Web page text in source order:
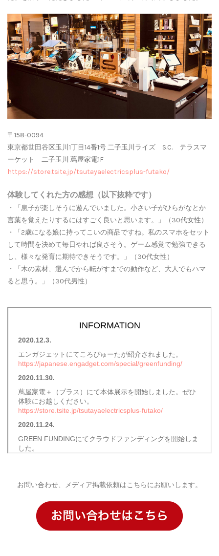
〒158-0094
東京都世田谷区玉川1丁目14番1号 二子玉川ライズ S.C. テラスマ
ーケット 二子玉川 蔦屋家電1F
https://store.tsite.jp/tsutayaelectricsplus-futako/
体験してくれた方の感想（以下抜粋です）
・「息子が楽しそうに遊んでいました。小さい子がひらがなとか
言葉を覚えたりするにはすごく良いと思います。」（30代女性）
・「2歳になる娘に持ってこいの商品ですね。私のスマホをセット
して時間を決めて毎日やれば良さそう。ゲーム感覚で勉強できる
し、様々な発育に期待できそうです。」（30代女性）
・「木の素材、選んでから転がすまでの動作など、大人でもハマ
ると思う。」（30代男性）
お問い合わせ、メディア掲載依頼はこちらにお願いします。